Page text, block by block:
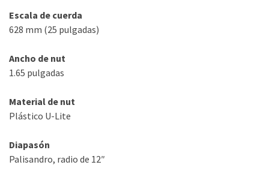
Escala de cuerda
628 mm (25 pulgadas)
Ancho de nut
1.65 pulgadas
Material de nut
Plástico U-Lite
Diapasón
Palisandro, radio de 12″